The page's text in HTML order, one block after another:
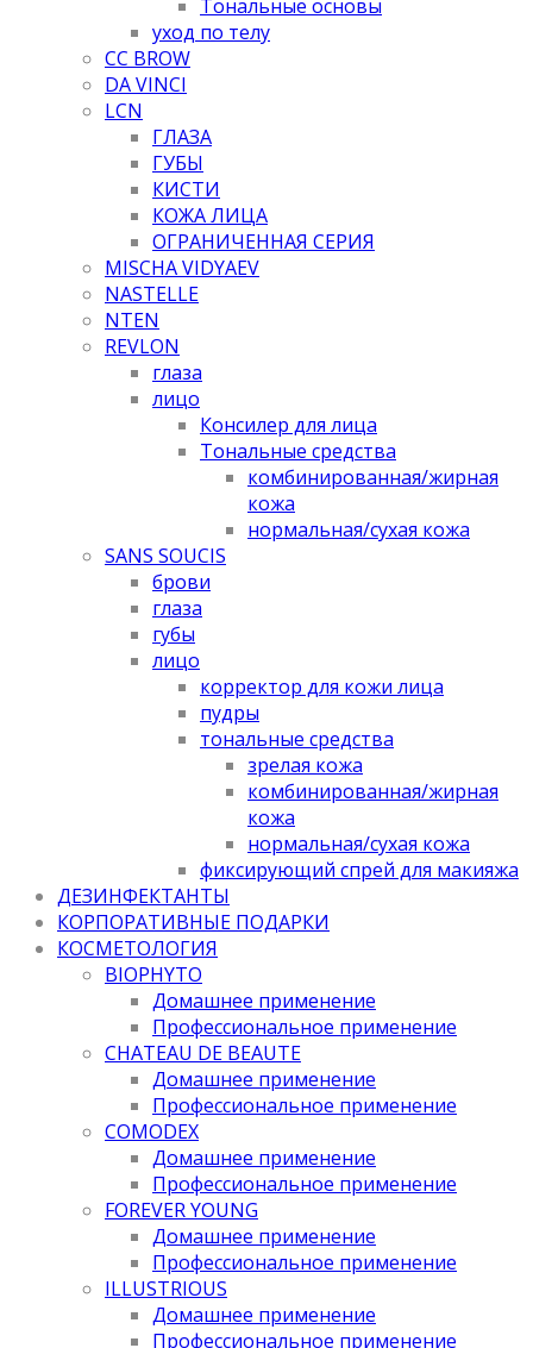
Тональные основы
уход по телу
CC BROW
DA VINCI
LCN
ГЛАЗА
ГУБЫ
КИСТИ
КОЖА ЛИЦА
ОГРАНИЧЕННАЯ СЕРИЯ
MISCHA VIDYAEV
NASTELLE
NTEN
REVLON
глаза
лицо
Консилер для лица
Тональные средства
комбинированная/жирная
кожа
нормальная/cухая кожа
SANS SOUCIS
брови
глаза
губы
лицо
корректор для кожи лица
пудры
тональные средства
зрелая кожа
комбинированная/жирная
кожа
нормальная/cухая кожа
фиксирующий спрей для макияжа
ДЕЗИНФЕКТАНТЫ
КОРПОРАТИВНЫЕ ПОДАРКИ
КОСМЕТОЛОГИЯ
BIOPHYTO
Домашнее применение
Профессиональное применение
CHATEAU DE BEAUTE
Домашнее применение
Профессиональное применение
COMODEX
Домашнее применение
Профессиональное применение
FOREVER YOUNG
Домашнее применение
Профессиональное применение
ILLUSTRIOUS
Домашнее применение
Профессиональное применение